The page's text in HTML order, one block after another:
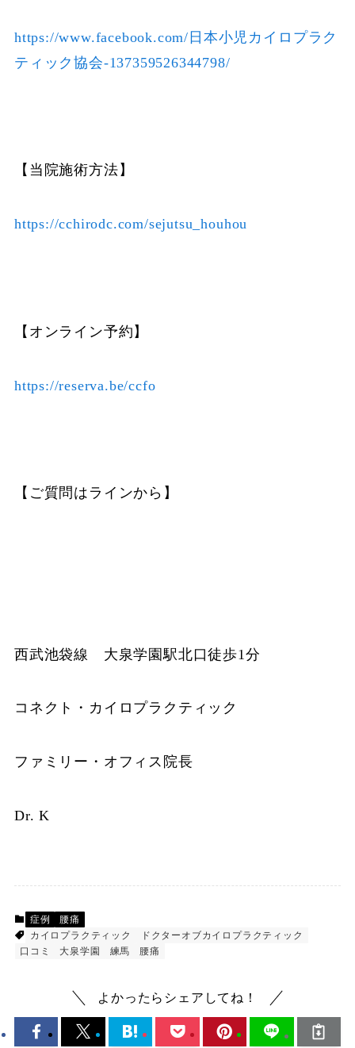
https://www.facebook.com/日本小児カイロプラク
ティック協会-137359526344798/
【当院施術方法】
https://cchirodc.com/sejutsu_houhou
【オンライン予約】
https://reserva.be/ccfo
【ご質問はラインから】
西武池袋線 大泉学園駅北口徒歩1分
コネクト・カイロプラクティック
ファミリー・オフィス院長
Dr. K
症例
腰痛
カイロプラクティック
ドクターオブカイロプラクティック
口コミ
大泉学園 練馬 腰痛
よかったらシェアしてね！